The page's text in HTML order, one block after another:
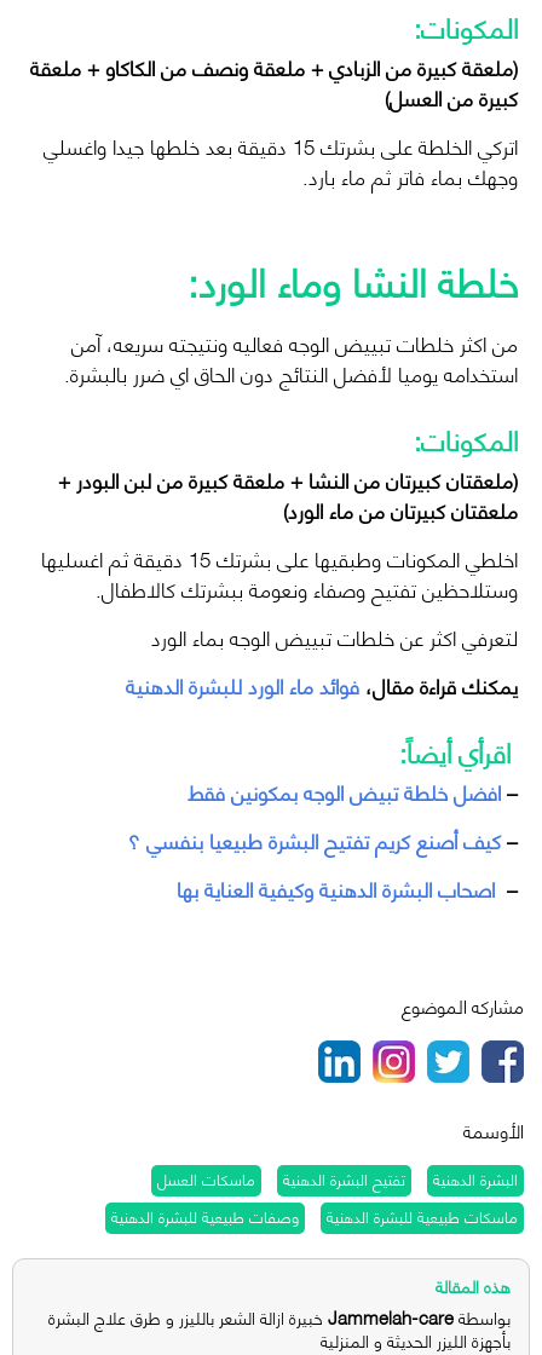
المكونات:
(ملعقة كبيرة من الزبادي + ملعقة ونصف من الكاكاو + ملعقة
كبيرة من العسل)
اتركي الخلطة على بشرتك 15 دقيقة بعد خلطها جيدا واغسلي
وجهك بماء فاتر ثم ماء بارد.
خلطة النشا وماء الورد:
من اكثر خلطات تبييض الوجه فعاليه ونتيجته سريعه، آمن
استخدامه يوميا لأفضل النتائج دون الحاق اي ضرر بالبشرة.
المكونات:
(ملعقتان كبيرتان من النشا + ملعقة كبيرة من لبن البودر +
ملعقتان كبيرتان من ماء الورد)
اخلطي المكونات وطبقيها على بشرتك 15 دقيقة ثم اغسليها
وستلاحظين تفتيح وصفاء ونعومة ببشرتك كالاطفال.
لتعرفي اكثر عن خلطات تبييض الوجه بماء الورد
يمكنك قراءة مقال،فوائد ماء الورد للبشرة الدهنية
اقرأي أيضاً:
–افضل خلطة تبيض الوجه بمكونين فقط
–كيف أصنع كريم تفتيح البشرة طبيعيا بنفسي ؟
– اصحاب البشرة الدهنية وكيفية العناية بها
مشاركه الموضوع
الأوسمة
البشرة الدهنية تفتيح البشرة الدهنية
ماسكات العسل
ماسكات طبيعية للبشرة الدهنية
وصفات طبيعية للبشرة الدهنية
هذه المقالة
بواسطةJammelah-care خبيرة ازالة الشعر بالليزر و طرق علاج البشرة
بأجهزة الليزر الحديثة و المنزلية